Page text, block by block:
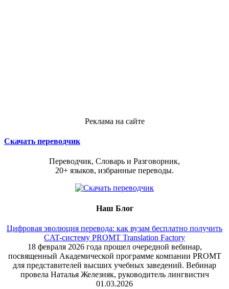
Реклама на сайте
Скачать переводчик
Переводчик, Словарь и Разговорник,
20+ языков, избранные переводы.
Наш Блог
Цифровая эволюция перевода: как вузам бесплатно получить
CAT-систему PROMT Translation Factory
18 февраля 2026 года прошел очередной вебинар,
посвященный Академической программе компании PROMT
для представителей высших учебных заведений. Вебинар
провела Наталья Железняк, руководитель лингвистич
01.03.2026